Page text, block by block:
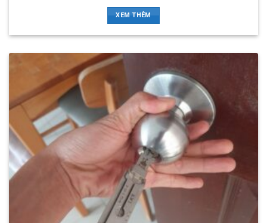
XEM THÊM